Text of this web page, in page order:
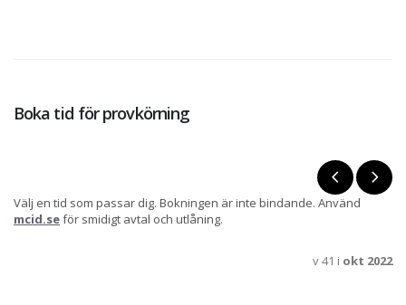
Boka tid för provkörning
Välj en tid som passar dig. Bokningen är inte bindande. Använd
mcid.seför smidigt avtal och utlåning.
v 41 i okt 2022